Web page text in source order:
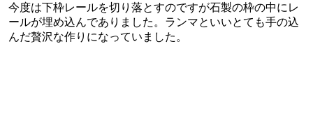
今度は下枠レールを切り落とすのですが石製の枠の中にレ
ールが埋め込んでありました。ランマといいとても手の込
んだ贅沢な作りになっていました。